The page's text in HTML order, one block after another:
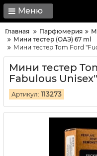
Меню
Главная Парфюмерия
Мини тестер (ОАЭ) 67 ml
Мини тестер Tom Ford
Мини тестер
Fabulous
Артикул: 113273